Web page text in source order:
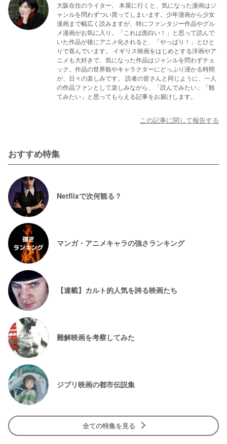
大阪在住のライター。 本屋に行くと、気になった漫画はジ
ャンルを問わずつい買ってしまいます。少年漫画から少女
漫画まで幅広く読みますが、特にファンタジー作品やグル
メ漫画がお気に入り。「これは面白い！」と思って読んで
いた作品が後にアニメ化されると、「やっぱり！」とひと
りで喜んでいます。 イギリス映画をはじめとする洋画やア
ニメも大好きで、気になった作品はジャンルを問わずチェ
ック。作品の世界観やキャラクターにどっぷり浸かる時間
が、日々の楽しみです。 読者の皆さんと同じように、一人
の作品ファンとして楽しみながら、「読んでみたい」「観
てみたい」と思ってもらえる記事をお届けします。
この記事に関して報告する
おすすめ特集
Netflixで次何観る？
マンガ・アニメキャラの強さランキング
【連載】カルト的人気を誇る映画たち
難解映画を考察してみた
ジブリ映画の都市伝説集
全ての特集を見る